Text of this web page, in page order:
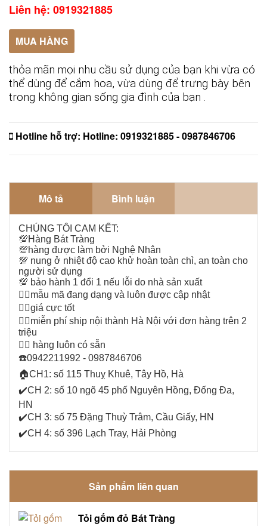
Liên hệ: 0919321885
MUA HÀNG
thỏa mãn mọi nhu cầu sử dụng của bạn khi vừa có
thể dùng để cắm hoa, vừa dùng để trưng bày bên
trong không gian sống gia đình của bạn .
Hotline hỗ trợ: Hotline: 0919321885 - 0987846706
Mô tả Bình luận
CHÚNG TÔI CAM KẾT:
💯Hàng Bát Tràng
💯hàng được làm bởi Nghệ Nhân
💯 nung ở nhiệt độ cao khử hoàn toàn chì, an toàn cho
người sử dụng
💯 bảo hành 1 đổi 1 nếu lỗi do nhà sản xuất
👉🏻mẫu mã đang dạng và luôn được cập nhật
👉🏻giá cực tốt
👉🏻miễn phí ship nội thành Hà Nội với đơn hàng trên 2
triệu
👉🏻 hàng luôn có sẵn
☎️0942211992 - 0987846706
🏠CH1: số 115 Thuỵ Khuê, Tây Hồ, Hà
✔️CH 2: số 10 ngõ 45 phố Nguyên Hồng, Đống Đa,
HN
✔️CH 3: số 75 Đặng Thuỳ Trâm, Cầu Giấy, HN
✔️CH 4: số 396 Lạch Tray, Hải Phòng
Sản phẩm liên quan
Tỏi gốm đỏ Bát Tràng